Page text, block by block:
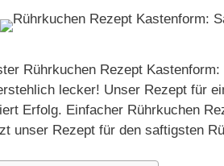
Rührkuchen Rezept
lecker! Unser Rezept für
Erfolg. Einfacher Rührkuchen
unser Rezept für den saftigsten